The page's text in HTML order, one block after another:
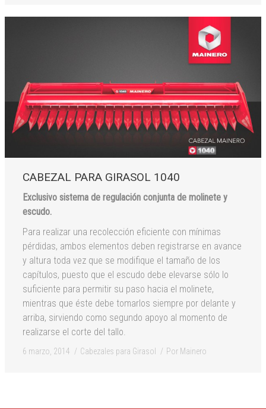
CABEZAL PARA GIRASOL 1040
Exclusivo sistema de regulación conjunta de molinete y
escudo.
Para realizar una recolección eficiente con mínimas
pérdidas, ambos elementos deben registrarse en avance
y altura toda vez que se modifique el tamaño de los
capítulos, puesto que el escudo debe elevarse sólo lo
suficiente para permitir su paso hacia el molinete,
mientras que éste debe tomarlos siempre por delante y
arriba, sirviendo como segundo apoyo al momento de
realizarse el corte del tallo.
6 marzo, 2014 Cabezales para Girasol Por Mainero